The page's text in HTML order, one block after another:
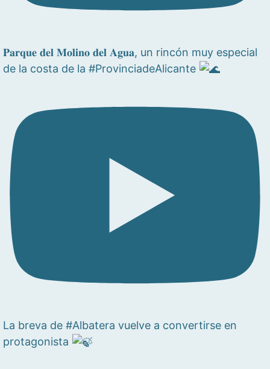
𝐏𝐚𝐫𝐪𝐮𝐞 𝐝𝐞𝐥 𝐌𝐨𝐥𝐢𝐧𝐨 𝐝𝐞𝐥 𝐀𝐠𝐮𝐚, un rincón muy especial
de la costa de la #ProvinciadeAlicante
La breva de #Albatera vuelve a convertirse en
protagonista